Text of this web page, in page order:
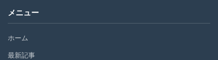
メニュー
ホーム
最新記事